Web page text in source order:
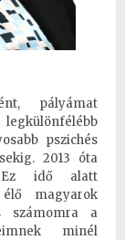
pályámat
pszichés
2013 óta
Ez idő alatt
magyarok
számomra a
minél